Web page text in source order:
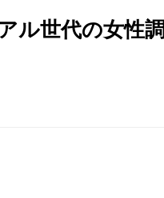
ル世代の女性調